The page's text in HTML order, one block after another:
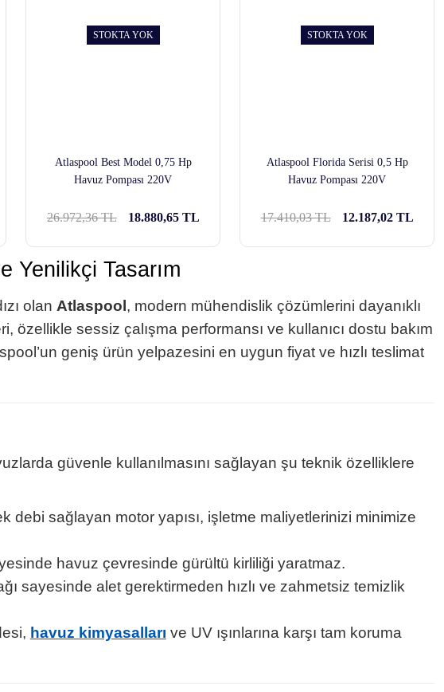
STOKTA YOK
Atlaspool Best Model 0,75 Hp
Havuz Pompası 220V
26.972,36 TL 18.880,65 TL
STOKTA YOK
Atlaspool Florida Serisi 0,5 Hp
Havuz Pompası 220V
17.410,03 TL 12.187,02 TL
Yenilikçi Tasarım
olan Atlaspool , modern mühendislik çözümlerini dayanıklı
özellikle sessiz çalışma performansı ve kullanıcı dostu bakım
geniş ürün yelpazesini en uygun fiyat ve hızlı teslimat
güvenle kullanılmasını sağlayan şu teknik özelliklere
debi sağlayan motor yapısı, işletme maliyetlerinizi minimize
havuz çevresinde gürültü kirliliği yaratmaz.
sayesinde alet gerektirmeden hızlı ve zahmetsiz temizlik
havuz kimyasalları ve UV ışınlarına karşı tam koruma